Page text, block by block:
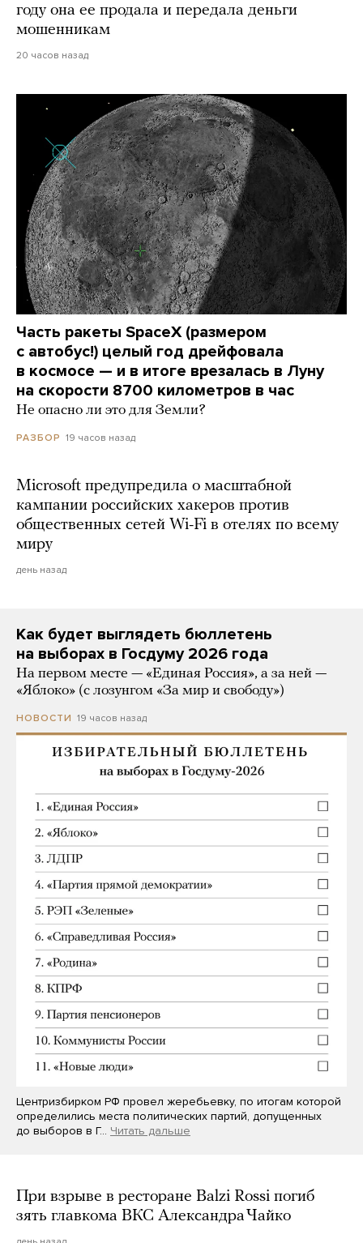
году она ее продала и передала деньги
мошенникам
20 часов назад
Часть ракеты SpaceX (размером
с автобус!) целый год дрейфовала
в космосе — и в итоге врезалась в Луну
на скорости 8700 километров в час
Не опасно ли это для Земли?
РАЗБОР 19 часов назад
Microsoft предупредила о масштабной
кампании российских хакеров против
общественных сетей Wi-Fi в отелях по всему
миру
день назад
Как будет выглядеть бюллетень
на выборах в Госдуму 2026 года
На первом месте — «Единая Россия», а за ней —
«Яблоко» (с лозунгом «За мир и свободу»)
НОВОСТИ 19 часов назад
Центризбирком РФ провел жеребьевку, по итогам которой
определились места политических партий, допущенных
до выборов в Г… Читать дальше
При взрыве в ресторане Balzi Rossi погиб
зять главкома ВКС Александра Чайко